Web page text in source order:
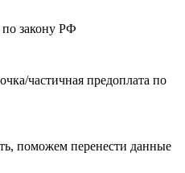
закону РФ
частичная предоплата по
поможем перенести данные